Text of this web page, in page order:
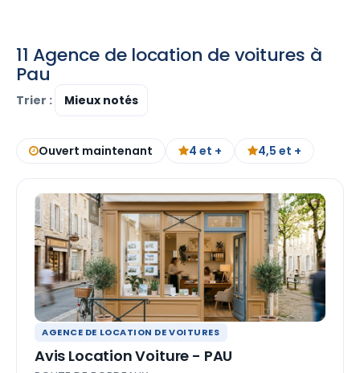
11 Agence de location de voitures à
Pau
Trier :
Ouvert maintenant 4 et + 4,5 et +
AGENCE DE LOCATION DE VOITURES
Avis Location Voiture - PAU